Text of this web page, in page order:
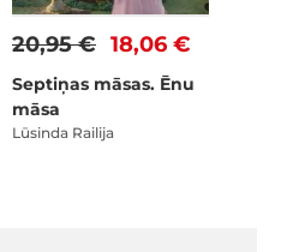
18,06 €
20,95 €
Septiņas māsas. Ēnu
māsa
Lūsinda Railija